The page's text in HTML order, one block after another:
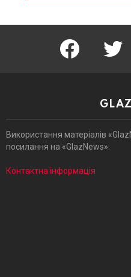
facebook
Використання матеріалів
посилання на «GlazNews».
Контактна інформація